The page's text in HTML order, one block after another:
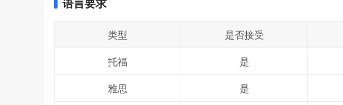
语言要求
类型 是否接受
托福
是
雅思
是